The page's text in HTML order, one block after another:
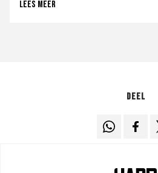
Lees meer
Deel